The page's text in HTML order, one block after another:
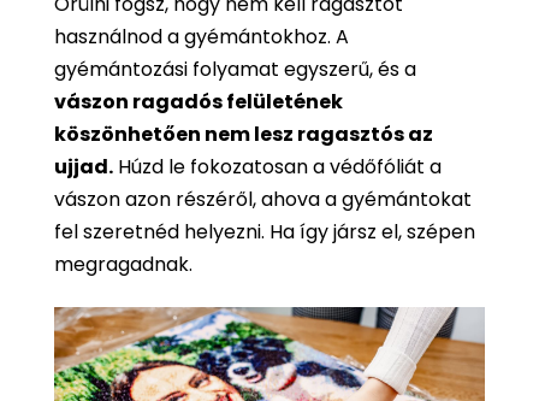
használnod a gyémántokhoz. A
gyémántozási folyamat egyszerű, és a
vászon ragadós felületének
köszönhetően nem lesz ragasztós az
ujjad. Húzd le fokozatosan a védőfóliát a
vászon azon részéről, ahova a gyémántokat
fel szeretnéd helyezni. Ha így jársz el, szépen
megragadnak.